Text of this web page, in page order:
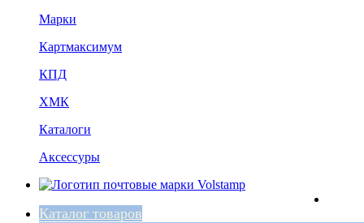
Марки
Картмаксимум
КПД
ХМК
Каталоги
Аксессуры
Каталог товаров